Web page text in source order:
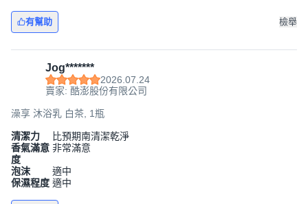
有幫助 檢舉
Jog*******
2026.07.24
賣家: 酷澎股份有限公司
澡享 沐浴乳 白茶, 1瓶
清潔力
比預期南清潔乾淨
香氣滿意
度
非常滿意
泡沫
適中
保濕程度 適中